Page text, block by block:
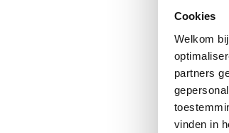
Cookies
Welkom
partners
vinden in